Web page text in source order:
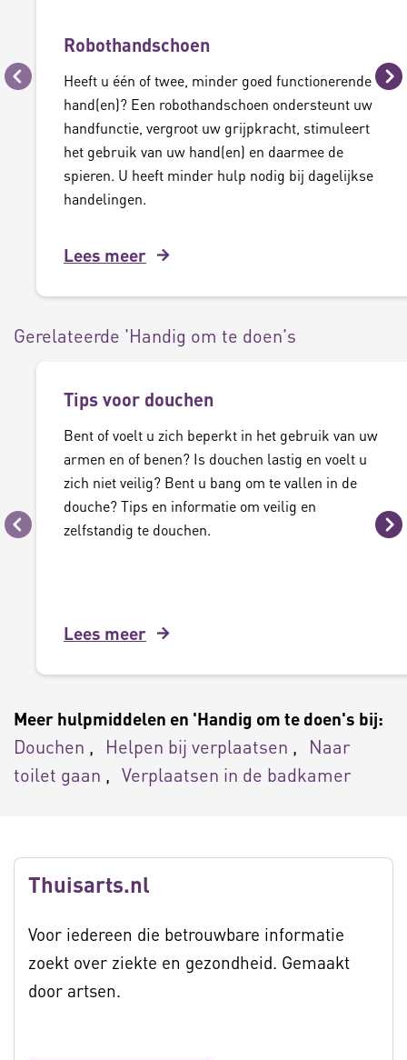
Vorige
Robothandschoen
Heeft u één of twee, minder goed functionerende
hand(en)? Een robothandschoen ondersteunt uw
handfunctie, vergroot uw grijpkracht, stimuleert
het gebruik van uw hand(en) en daarmee de
spieren. U heeft minder hulp nodig bij dagelijkse
handelingen.
Lees meer
Gerelateerde 'Handig om te doen's
Vorige
Tips voor douchen
Bent of voelt u zich beperkt in het gebruik van uw
armen en of benen? Is douchen lastig en voelt u
zich niet veilig? Bent u bang om te vallen in de
douche? Tips en informatie om veilig en
zelfstandig te douchen.
Lees meer
Meer hulpmiddelen en 'Handig om te doen's bij:
Douchen Helpen bij verplaatsen
Naar
toilet gaan
Verplaatsen in de badkamer
Thuisarts.nl
Voor iedereen die betrouwbare informatie
zoekt over ziekte en gezondheid. Gemaakt
door artsen.